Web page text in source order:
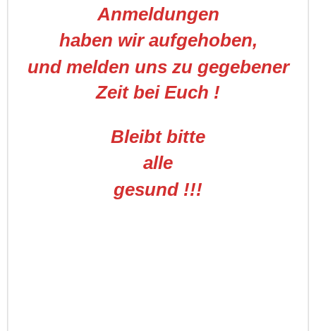
Anmeldungen
haben wir aufgehoben,
und melden uns zu gegebener
Zeit bei Euch !
Bleibt bitte
alle
gesund !!!